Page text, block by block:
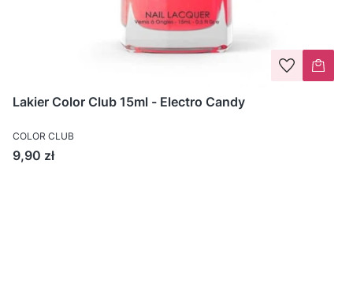
Lakier Color Club 15ml - Electro Candy
COLOR CLUB
Cena
9,90 zł